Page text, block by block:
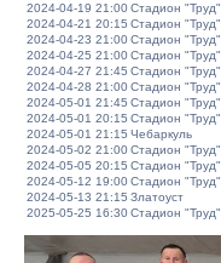
2024-04-19 21:00Стадион "Труд"
2024-04-21 20:15 Стадион "Труд"
2024-04-23 21:00Стадион "Труд"
2024-04-25 21:00Стадион "Труд"
2024-04-27 21:45 Стадион "Труд"
2024-04-28 21:00Стадион "Труд"
2024-05-01 21:45 Стадион "Труд"
2024-05-01 20:15 Стадион "Труд"
2024-05-01 21:15 Чебаркуль
2024-05-02 21:00Стадион "Труд"
2024-05-05 20:15 Стадион "Труд"
2024-05-12 19:00Стадион "Труд"
2024-05-13 21:15 Златоуст
2025-05-25 16:30Стадион "Труд"